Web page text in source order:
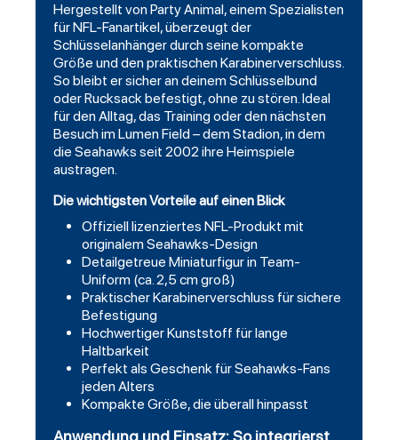
Hergestellt vonParty Animal, einem Spezialisten
für NFL-Fanartikel, überzeugt der
Schlüsselanhänger durch seine kompakte
Größe und den praktischen Karabinerverschluss.
So bleibt er sicher an deinem Schlüsselbund
oder Rucksack befestigt, ohne zu stören. Ideal
für den Alltag, das Training oder den nächsten
Besuch im Lumen Field – dem Stadion, in dem
die Seahawks seit 2002 ihre Heimspiele
austragen.
Die wichtigsten Vorteile auf einen Blick
Offiziell lizenziertes NFL-Produkt mit
originalem Seahawks-Design
Detailgetreue Miniaturfigur in Team-
Uniform (ca. 2,5 cm groß)
Praktischer Karabinerverschluss für sichere
Befestigung
Hochwertiger Kunststoff für lange
Haltbarkeit
Perfekt als Geschenk für Seahawks-Fans
jeden Alters
Kompakte Größe, die überall hinpasst
Anwendung und Einsatz: So integrierst